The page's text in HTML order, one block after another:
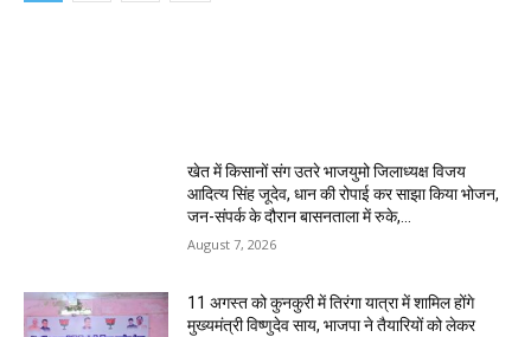
खेत में किसानों संग उतरे भाजयुमो जिलाध्यक्ष विजय
आदित्य सिंह जूदेव, धान की रोपाई कर साझा किया भोजन,
जन-संपर्क के दौरान बासनताला में रुके,...
August 7, 2026
11 अगस्त को कुनकुरी में तिरंगा यात्रा में शामिल होंगे
मुख्यमंत्री विष्णुदेव साय, भाजपा ने तैयारियों को लेकर